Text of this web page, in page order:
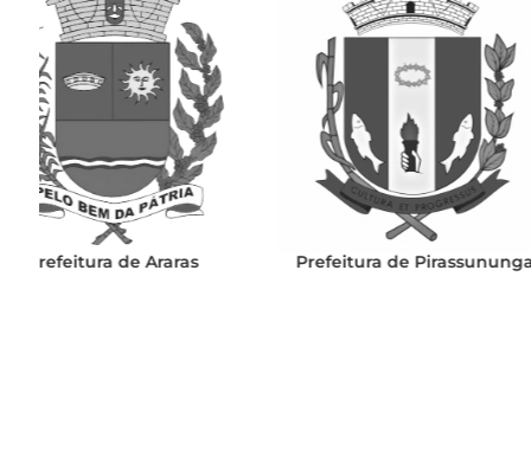
Prefeitura de Pirassununga Prefeitura